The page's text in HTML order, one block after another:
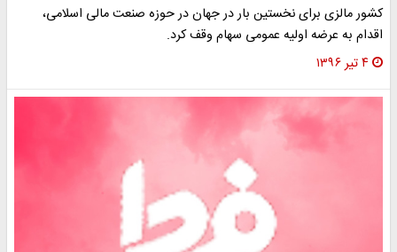
کشور مالزی برای نخستین بار در جهان در حوزه صنعت مالی اسلامی،
اقدام به عرضه اولیه عمومی سهام وقف کرد.
۴ تیر ۱۳۹۶